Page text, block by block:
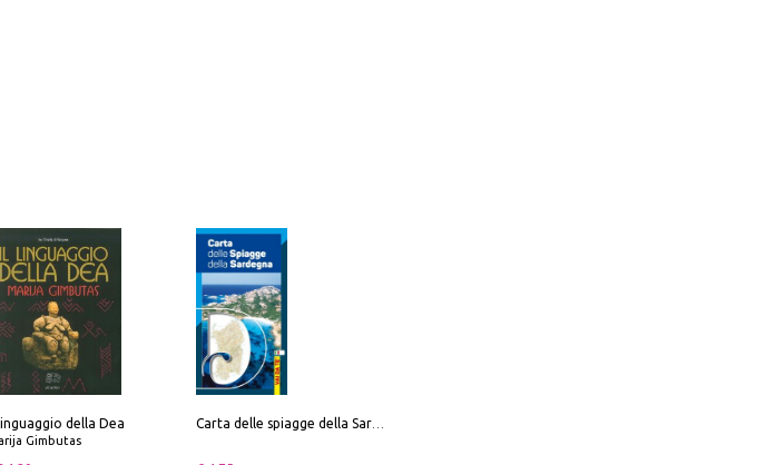
linguaggio della Dea
Gimbutas
Carta delle spiagge della Sardegna. Con custodia